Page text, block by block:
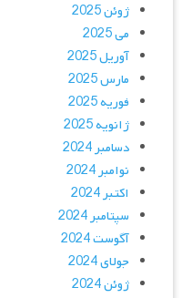
ژوئن 2025
می 2025
آوریل 2025
مارس 2025
فوریه 2025
ژانویه 2025
دسامبر 2024
نوامبر 2024
اکتبر 2024
سپتامبر 2024
آگوست 2024
جولای 2024
ژوئن 2024